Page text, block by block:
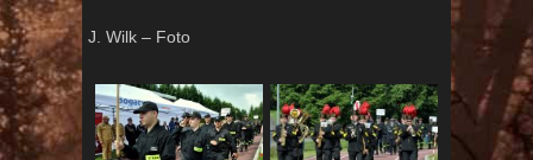
J. Wilk – Foto